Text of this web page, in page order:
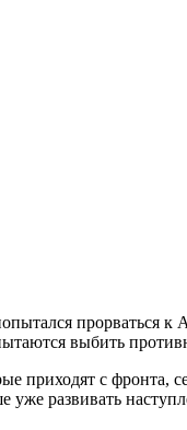
прорваться к
выбить
приходят с фронта,
развивать